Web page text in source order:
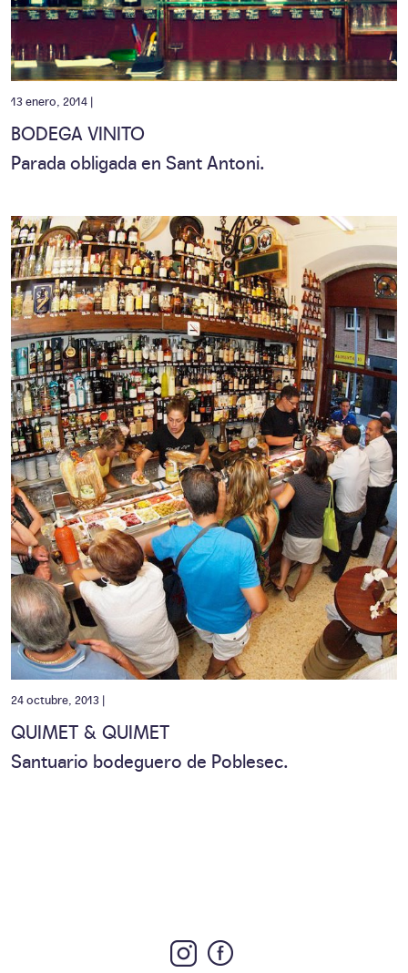
13 enero, 2014 |
BODEGA VINITO
Parada obligada en Sant Antoni.
24 octubre, 2013 |
QUIMET & QUIMET
Santuario bodeguero de Poblesec.